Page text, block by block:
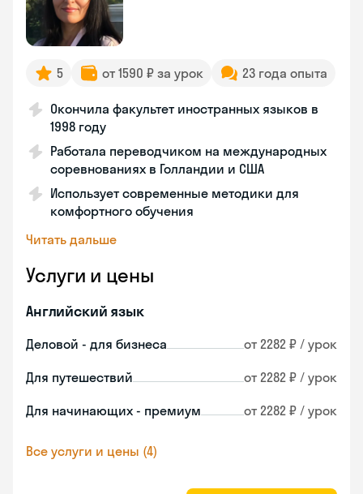
5 от 1590 ₽ за урок 23 года опыта
Окончила факультет иностранных языков в
1998 году
Работала переводчиком на международных
соревнованиях в Голландии и США
Использует современные методики для
комфортного обучения
Читать дальше
Услуги и цены
Английский язык
Деловой - для бизнеса от 2282 ₽ / урок
Для путешествий от 2282 ₽ / урок
Для начинающих - премиум от 2282 ₽ / урок
Все услуги и цены (4)